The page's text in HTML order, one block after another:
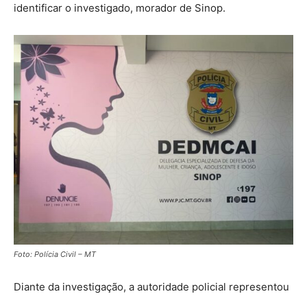
identificar o investigado, morador de Sinop.
Foto: Polícia Civil – MT
Diante da investigação, a autoridade policial representou